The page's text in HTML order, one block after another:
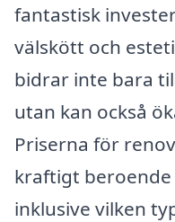
fantastisk
välskött och
bidrar inte bara
utan kan också
Priserna för
kraftigt
inklusive vilken